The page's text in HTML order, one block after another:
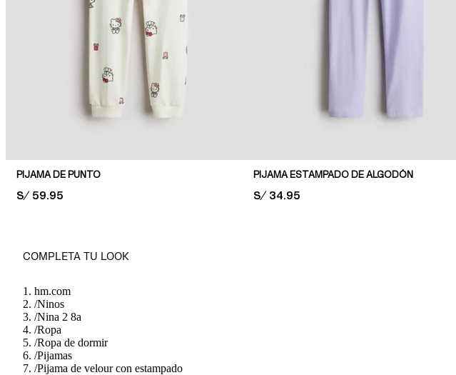
PIJAMA DE PUNTO
PRICE:
S/ 59.95
PIJAMA ESTAMPADO DE ALGODÓN
PRICE:
S/ 34.95
COMPLETA TU LOOK
hm.com
/Ninos
/Nina 2 8a
/Ropa
/Ropa de dormir
/Pijamas
/Pijama de velour con estampado